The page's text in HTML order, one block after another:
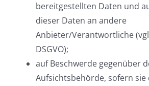
bereitgestellten Daten und
dieser Daten an andere
Anbieter/Verantwortliche
DSGVO);
auf Beschwerde gegenüber
Aufsichtsbehörde, sofern sie